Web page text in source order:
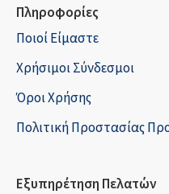
Πληροφορίες
Ποιοί Είμαστε
Χρήσιμοι Σύνδεσμοι
Όροι Χρήσης
Πολιτική Προστασίας
Εξυπηρέτηση Πελατών